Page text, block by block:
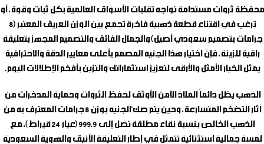
محفظة ثروات مستدامة تواجه تقلبات الأسواق العالمية بكل ثبات وقوة، أو
ترغب في اقتناء قطعة ذهبية فاخرة تجمع بين الوزن العريق المعتبر (8
جرامات بتصميم سعودي أصيل) والجمال الفائق والتصميم المجهز بتعليقة
راقية للزينة، فإن اختيار هذا الجنيه المصمم بأعلى معايير الدقة والاحترافية
يمثل الخيار الأمثل والأرقى لتعزيز استثماراتك والتزين بأفخم الإطلالات اليوم.
الذهب يظل دائماً الملاذ الآمن الأوثق لحفظ الثروات وحماية المدخرات من
آثار التضخم المتسارعة، وحين يتم صكّ الجنيه بوزن 8 جرامات المعترف به من
الذهب الخالص بنسبة نقاء مطلقة تصل إلى 999.9 (عيار 24 قيراط)، مع
لمسة جمالية استثنائية تتمثل في إطار التعليقة الأنيق والهوية السعودية